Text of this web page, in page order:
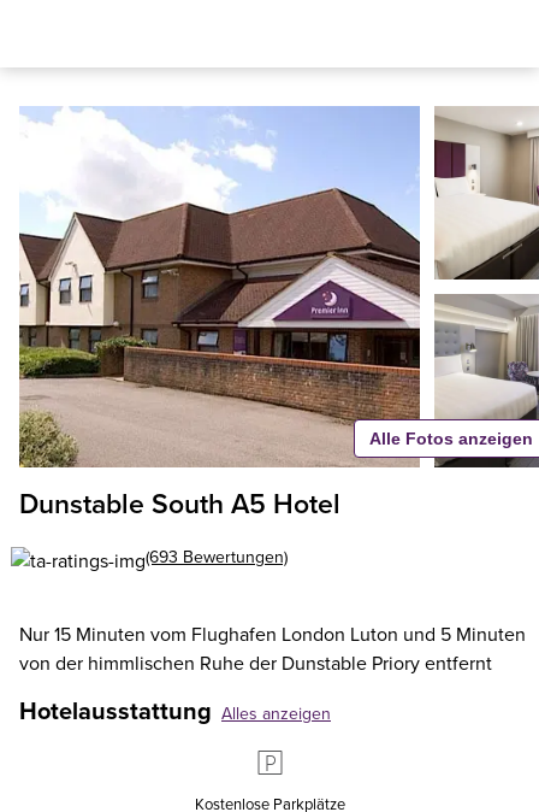
Dunstable South A5 Hotel
(693 Bewertungen)
Nur 15 Minuten vom Flughafen London Luton und 5 Minuten
von der himmlischen Ruhe der Dunstable Priory entfernt
Hotelausstattung Alles anzeigen
Kostenlose Parkplätze
Alle Fotos anzeigen